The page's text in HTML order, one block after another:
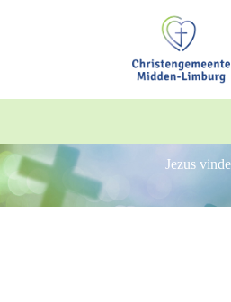
Jezus